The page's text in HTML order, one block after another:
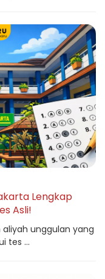
Lengkap
Asli!
unggulan yang
tes ...